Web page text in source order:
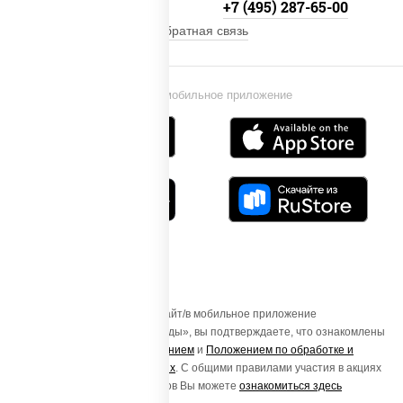
Установи мобильное приложение
+7 (495) 287-65-00
Обратная связь
Осуществляя вход на этот Сайт/в мобильное приложение
«ПиццаСушиВок - доставка еды», вы подтверждаете, что ознакомлены
Пользовательским соглашением и Положением по обработке и
защите персональных данных. С общими правилами участия в акциях
и порядке получения подарков Вы можете ознакомиться здесь